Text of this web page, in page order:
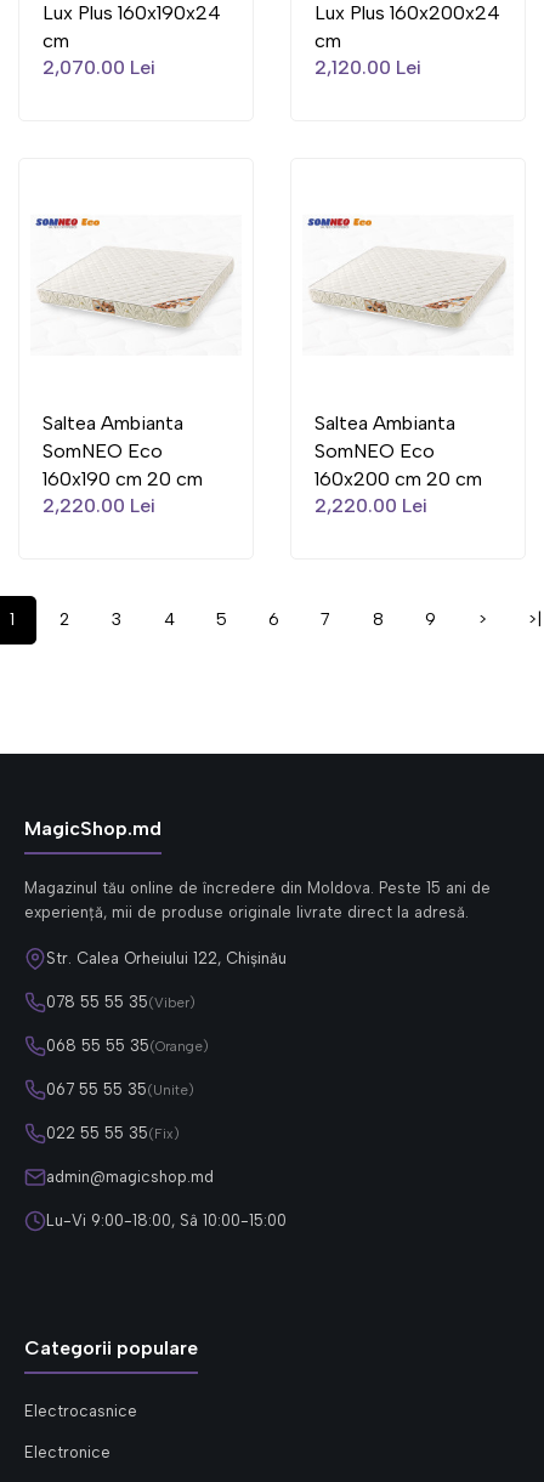
Lux Plus 160x190x24
cm
2,070.00 Lei
Lux Plus 160x200x24
cm
2,120.00 Lei
Saltea Ambianta
SomNEO Eco
160x190 cm 20 cm
2,220.00 Lei
Saltea Ambianta
SomNEO Eco
160x200 cm 20 cm
2,220.00 Lei
1 2 3 4 5 6 7 8 9 > >|
MagicShop.md
Magazinul tău online de încredere din Moldova. Peste 15 ani de
experiență, mii de produse originale livrate direct la adresă.
Str. Calea Orheiului 122, Chișinău
078 55 55 35(Viber)
068 55 55 35(Orange)
067 55 55 35(Unite)
022 55 55 35(Fix)
admin@magicshop.md
Lu-Vi 9:00-18:00, Sâ 10:00-15:00
Categorii populare
Electrocasnice
Electronice